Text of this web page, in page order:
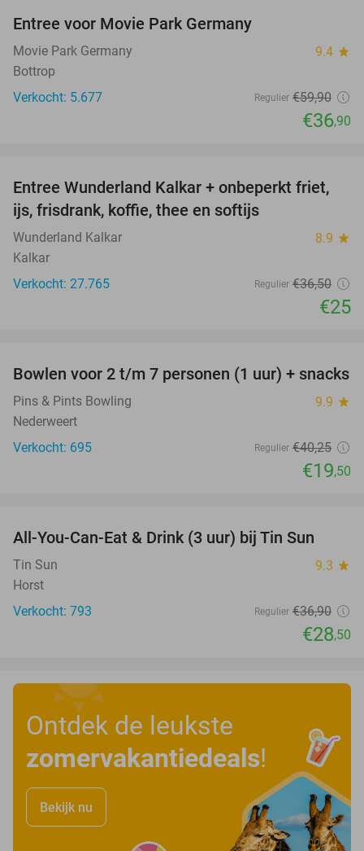
Entree voor Movie Park Germany
Movie Park Germany 9.4 star
Bottrop
Verkocht: 5.677
Regulier €59,90
€36,90
32%
Entree Wunderland Kalkar + onbeperkt friet,
ijs, frisdrank, koffie, thee en softijs
Wunderland Kalkar 8.9 star
Kalkar
Verkocht: 27.765
Regulier €36,50
€25
52%
Bowlen voor 2 t/m 7 personen (1 uur) + snacks
Pins & Pints Bowling 9.9 star
Nederweert
Verkocht: 695
Regulier €40,25
€19,50
All-You-Can-Eat & Drink (3 uur) bij Tin Sun
Tin Sun 9.3 star
Horst
Verkocht: 793
Regulier €36,90
€28,50
Ontdek de leukste
zomervakantiedeals!
Bekijk nu